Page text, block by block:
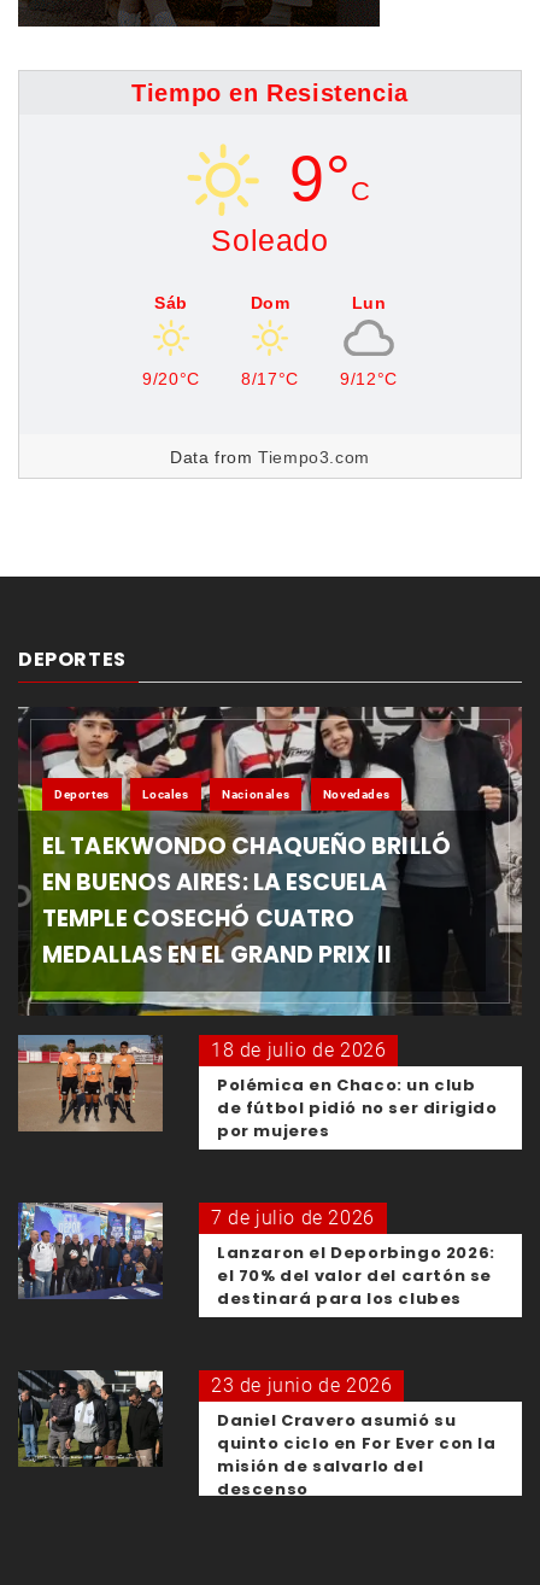
Tiempo en Resistencia
9°C
Soleado
Sáb
9/20°C
Dom
8/17°C
Lun
9/12°C
Data fromTiempo3.com
DEPORTES
Deportes Locales Nacionales Novedades
EL TAEKWONDO CHAQUEÑO BRILLÓ
EN BUENOS AIRES: LA ESCUELA
TEMPLE COSECHÓ CUATRO
MEDALLAS EN EL GRAND PRIX II
18 de julio de 2026
Polémica en Chaco: un club
de fútbol pidió no ser dirigido
por mujeres
7 de julio de 2026
Lanzaron el Deporbingo 2026:
el 70% del valor del cartón se
destinará para los clubes
23 de junio de 2026
Daniel Cravero asumió su
quinto ciclo en For Ever con la
misión de salvarlo del
descenso